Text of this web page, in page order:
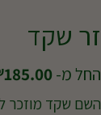
זר שקד
החל מ- 185.00
השם שקד מוזכר